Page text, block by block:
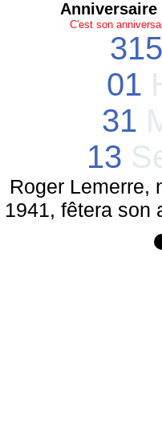
Anniversaire
C'est son
315
01
31
13
Roger Lemerre,
1941, fêtera son